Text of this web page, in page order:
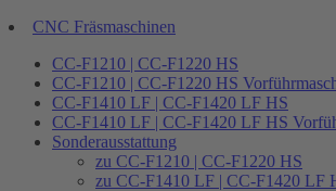
CNC Fräsmaschinen
CC-F1210 | CC-F1220 HS
CC-F1210 | CC-F1220 HS
CC-F1410 LF | CC-F1420 LF HS
CC-F1410 LF | CC-F1420 LF HS
Sonderausstattung
zu CC-F1210 | CC-F1220 HS
zu CC-F1410 LF | CC-F1420 LF